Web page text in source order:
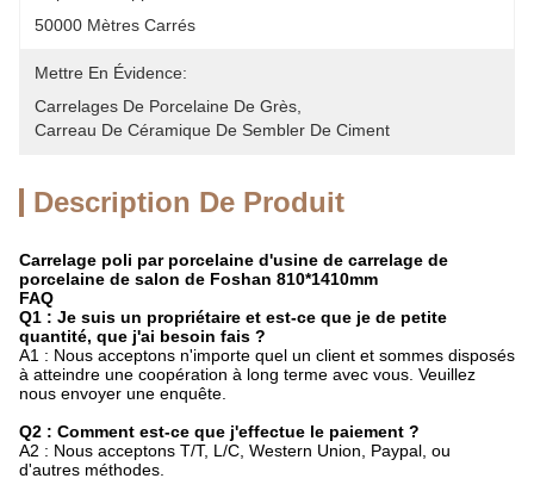
50000 Mètres Carrés
Mettre En Évidence:
Carrelages De Porcelaine De Grès
Carreau De Céramique De Sembler De Ciment
Description De Produit
Carrelage poli par porcelaine d'usine de carrelage de
porcelaine de salon de Foshan 810*1410mm
FAQ
Q1 : Je suis un propriétaire et est-ce que je de petite
quantité, que j'ai besoin fais ?
A1 : Nous acceptons n'importe quel un client et sommes disposés
à atteindre une coopération à long terme avec vous. Veuillez
nous envoyer une enquête.
Q2 : Comment est-ce que j'effectue le paiement ?
A2 : Nous acceptons T/T, L/C, Western Union, Paypal, ou
d'autres méthodes.